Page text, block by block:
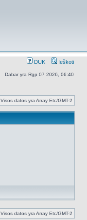
DUK Ieškoti
Dabar yra Rgp 07 2026, 06:40
Visos datos yra Array Etc/GMT-2
Visos datos yra Array Etc/GMT-2